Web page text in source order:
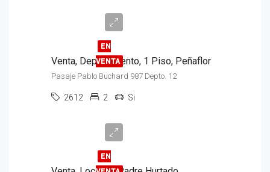
EN
VENTA
Venta, Departamento, 1 Piso, Peñaflor
Pasaje Pablo Buchard 987 Depto. 12
2612 2 Si
EN